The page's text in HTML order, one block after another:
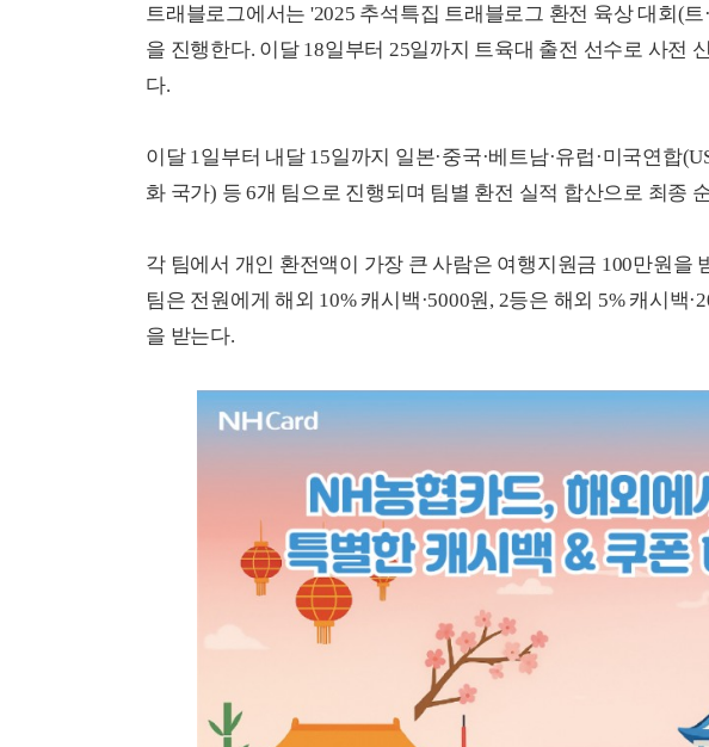
트래블로그에서는 '2025 추석특집 트래블로그 환전 육상 대회(
을 진행한다. 이달 18일부터 25일까지 트육대 출전 선수로 사전
다.
이달 1일부터 내달 15일까지 일본·중국·베트남·유럽·미국연합
화 국가) 등 6개 팀으로 진행되며 팀별 환전 실적 합산으로 최종
각 팀에서 개인 환전액이 가장 큰 사람은 여행지원금 100만원을
팀은 전원에게 해외 10% 캐시백·5000원, 2등은 해외 5% 캐시백
을 받는다.